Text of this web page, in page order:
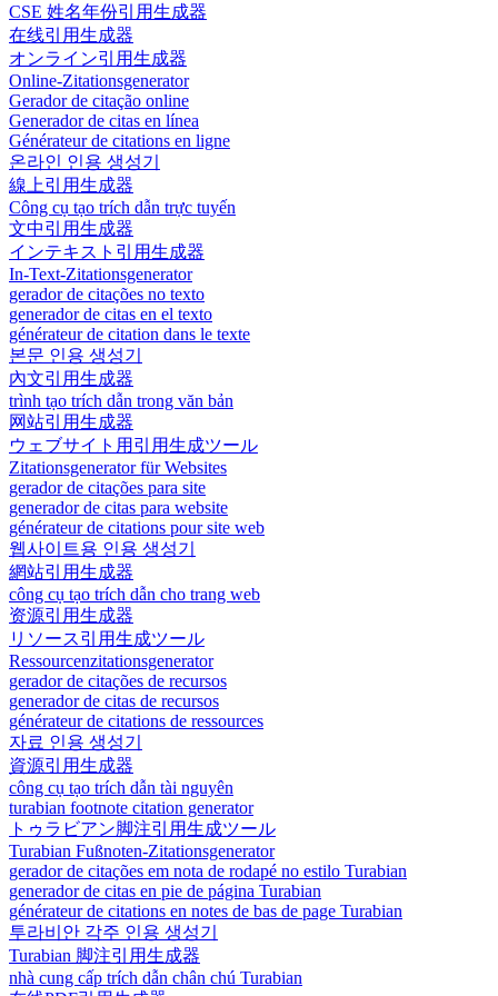
CSE 姓名年份引用生成器
在线引用生成器
オンライン引用生成器
Online-Zitationsgenerator
Gerador de citação online
Generador de citas en línea
Générateur de citations en ligne
온라인 인용 생성기
線上引用生成器
Công cụ tạo trích dẫn trực tuyến
文中引用生成器
インテキスト引用生成器
In-Text-Zitationsgenerator
gerador de citações no texto
generador de citas en el texto
générateur de citation dans le texte
본문 인용 생성기
內文引用生成器
trình tạo trích dẫn trong văn bản
网站引用生成器
ウェブサイト用引用生成ツール
Zitationsgenerator für Websites
gerador de citações para site
generador de citas para website
générateur de citations pour site web
웹사이트용 인용 생성기
網站引用生成器
công cụ tạo trích dẫn cho trang web
资源引用生成器
リソース引用生成ツール
Ressourcenzitationsgenerator
gerador de citações de recursos
generador de citas de recursos
générateur de citations de ressources
자료 인용 생성기
資源引用生成器
công cụ tạo trích dẫn tài nguyên
turabian footnote citation generator
トゥラビアン脚注引用生成ツール
Turabian Fußnoten-Zitationsgenerator
gerador de citações em nota de rodapé no estilo Turabian
generador de citas en pie de página Turabian
générateur de citations en notes de bas de page Turabian
투라비안 각주 인용 생성기
Turabian 脚注引用生成器
nhà cung cấp trích dẫn chân chú Turabian